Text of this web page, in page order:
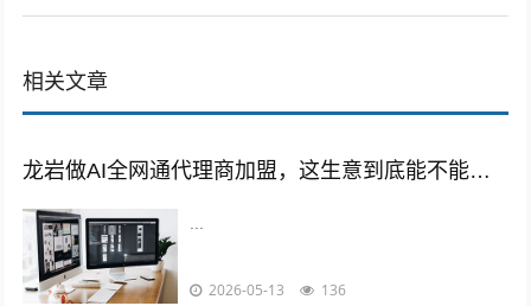
相关文章
龙岩做AI全网通代理商加盟，这生意到底能不能搞？我一个龙岩老乡的真实经历告诉你！
2026-05-13 136